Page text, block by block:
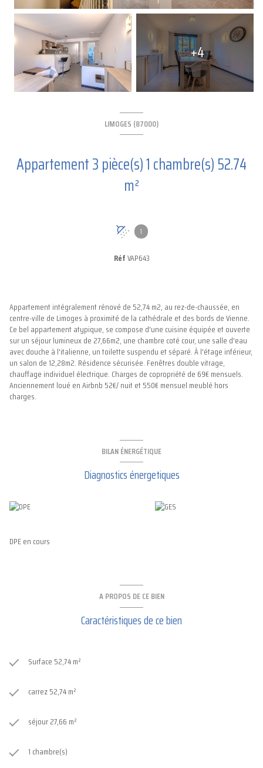
+4
LIMOGES (87000)
Appartement 3 pièce(s) 1 chambre(s) 52.74
m²
1
RéfVAP643
Appartement intégralement rénové de 52,74 m2, au rez-de-chaussée, en
centre-ville de Limoges à proximité de la cathédrale et des bords de Vienne.
Ce bel appartement atypique, se compose d'une cuisine équipée et ouverte
sur un séjour lumineux de 27,66m2, une chambre coté cour, une salle d'eau
avec douche à l'italienne, un toilette suspendu et séparé. À l'étage inférieur,
un salon de 12,28m2. Résidence sécurisée. Fenêtres double vitrage,
chauffage individuel électrique. Charges de copropriété de 69€ mensuels.
Anciennement loué en Airbnb 52€/ nuit et 550€ mensuel meublé hors
charges.
BILAN ÉNERGÉTIQUE
Diagnostics énergetiques
DPE en cours
A PROPOS DE CE BIEN
Caractéristiques de ce bien
Surface 52,74 m²
carrez 52,74 m²
séjour 27,66 m²
1 chambre(s)